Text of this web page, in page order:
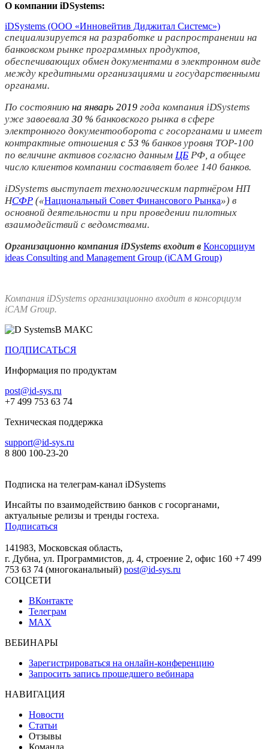
О компании iDSystems:
iDSystems (ООО «Инновейтив Диджитал Системс»)
специализируется на разработке и распространении на
банковском рынке программных продуктов,
обеспечивающих обмен документами в электронном виде
между кредитными организациями и государственными
органами.
По состоянию на январь 2019 года компания iDSystems
уже завоевала 30 % банковского рынка в сфере
электронного документооборота с госорганами и имеет
контрактные отношения с 53 % банков уровня TOP-100
по величине активов согласно данным ЦБ РФ, а общее
число клиентов компании составляет более 140 банков.
iDSystems выступает технологическим партнёром НП
НСФР («Национальный Совет Финансового Рынка») в
основной деятельности и при проведении пилотных
взаимодействий с ведомствами.
Организационно компания iDSystems входит в Консорциум
ideas Consulting and Management Group (iCAM Group)
Компания iDSystems организационно входит в консорциум
iCAM Group.
В МАКС
ПОДПИСАТЬСЯ
Информация по продуктам
post@id-sys.ru
+7 499 753 63 74
Техническая поддержка
support@id-sys.ru
8 800 100-23-20
Подписка на телеграм-канал iDSystems
Инсайты по взаимодействию банков с госорганами,
актуальные релизы и тренды гостеха.
Подписаться
141983, Московская область,
г. Дубна, ул. Программистов, д. 4, строение 2, офис 160 +7 499
753 63 74 (многоканальный) post@id-sys.ru
СОЦСЕТИ
ВКонтакте
Телеграм
MAX
ВЕБИНАРЫ
Зарегистрироваться на онлайн-конференцию
Запросить запись прошедшего вебинара
НАВИГАЦИЯ
Новости
Статьи
Отзывы